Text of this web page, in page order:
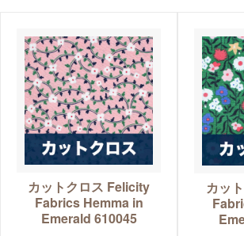
カットクロス Felicity
Fabrics Hemma in
Emerald 610045
カッ